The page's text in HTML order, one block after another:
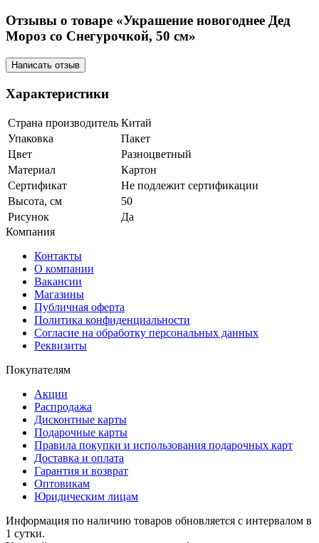
Отзывы о товаре «Украшение новогоднее Дед
Мороз со Снегурочкой, 50 см»
Написать отзыв
Характеристики
Страна производитель Китай
Упаковка
Пакет
Цвет
Разноцветный
Материал
Картон
Сертификат
Не подлежит сертификации
Высота, см
50
Рисунок
Да
Компания
Контакты
О компании
Вакансии
Магазины
Публичная оферта
Политика конфиденциальности
Согласие на обработку персональных данных
Реквизиты
Покупателям
Акции
Распродажа
Дисконтные карты
Подарочные карты
Правила покупки и использования подарочных карт
Доставка и оплата
Гарантия и возврат
Оптовикам
Юридическим лицам
Информация по наличию товаров обновляется с интервалом в
1 сутки.